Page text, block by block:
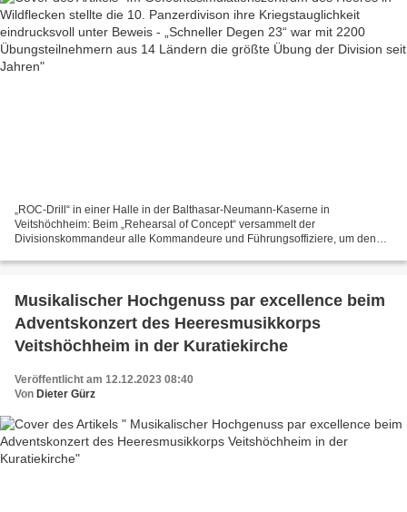
„ROC-Drill“ in einer Halle in der Balthasar-Neumann-Kaserne in
Veitshöchheim: Beim „Rehearsal of Concept“ versammelt der
Divisionskommandeur alle Kommandeure und Führungsoffiziere, um den
Musikalischer Hochgenuss par excellence beim
Adventskonzert des Heeresmusikkorps
Veitshöchheim in der Kuratiekirche
Veröffentlicht am 12.12.2023 08:40
Von Dieter Gürz